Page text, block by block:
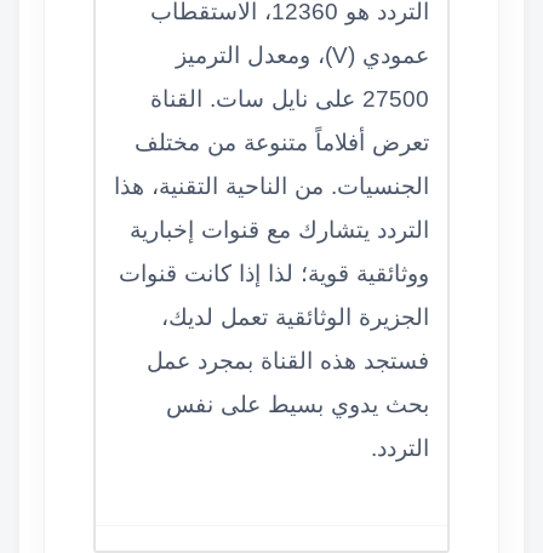
التردد هو 12360، الاستقطاب
عمودي (V)، ومعدل الترميز
27500 على نايل سات. القناة
تعرض أفلاماً متنوعة من مختلف
الجنسيات. من الناحية التقنية، هذا
التردد يتشارك مع قنوات إخبارية
ووثائقية قوية؛ لذا إذا كانت قنوات
الجزيرة الوثائقية تعمل لديك،
فستجد هذه القناة بمجرد عمل
بحث يدوي بسيط على نفس
التردد.